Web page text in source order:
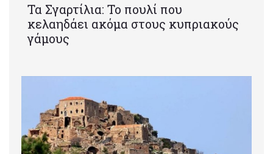
Τα Σγαρτίλια: Το πουλί που
κελαηδάει ακόμα στους κυπριακούς
γάμους